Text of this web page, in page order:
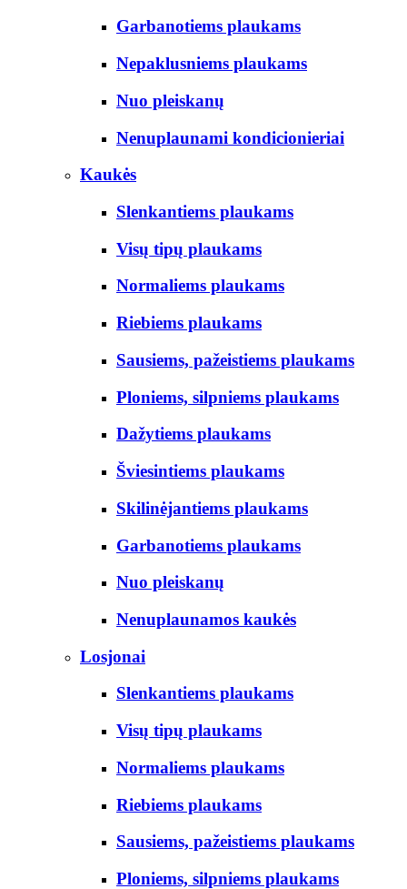
Garbanotiems plaukams
Nepaklusniems plaukams
Nuo pleiskanų
Nenuplaunami kondicionieriai
Kaukės
Slenkantiems plaukams
Visų tipų plaukams
Normaliems plaukams
Riebiems plaukams
Sausiems, pažeistiems plaukams
Ploniems, silpniems plaukams
Dažytiems plaukams
Šviesintiems plaukams
Skilinėjantiems plaukams
Garbanotiems plaukams
Nuo pleiskanų
Nenuplaunamos kaukės
Losjonai
Slenkantiems plaukams
Visų tipų plaukams
Normaliems plaukams
Riebiems plaukams
Sausiems, pažeistiems plaukams
Ploniems, silpniems plaukams